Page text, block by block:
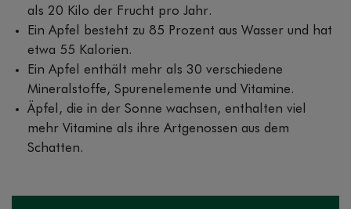
als 20 Kilo der Frucht pro Jahr.
Ein Apfel besteht zu 85 Prozent aus Wasser und hat
etwa 55 Kalorien.
Ein Apfel enthält mehr als 30 verschiedene
Mineralstoffe, Spurenelemente und Vitamine.
Äpfel, die in der Sonne wachsen, enthalten viel
mehr Vitamine als ihre Artgenossen aus dem
Schatten.